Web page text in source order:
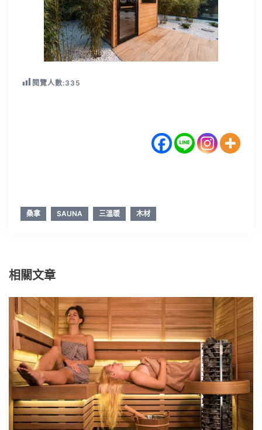
閱覽人數:335
桑拿 SAUNA 三溫暖 木材
相關文章